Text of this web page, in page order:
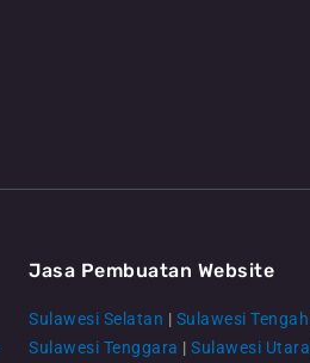
Jasa Pembuatan Website
Sulawesi Selatan | Sulawesi Tengah
Sulawesi Tenggara | Sulawesi Utara